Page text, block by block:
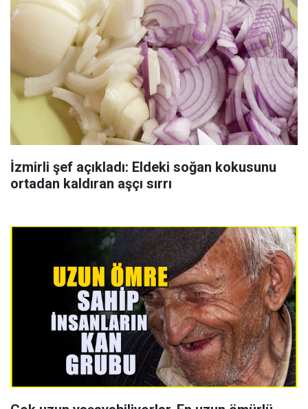
İzmirli şef açıkladı: Eldeki soğan kokusunu
ortadan kaldıran aşçı sırrı